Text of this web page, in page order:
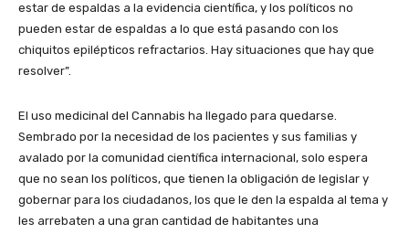
estar de espaldas a la evidencia científica, y los políticos no
pueden estar de espaldas a lo que está pasando con los
chiquitos epilépticos refractarios. Hay situaciones que hay que
resolver”.
El uso medicinal del Cannabis ha llegado para quedarse.
Sembrado por la necesidad de los pacientes y sus familias y
avalado por la comunidad científica internacional, solo espera
que no sean los políticos, que tienen la obligación de legislar y
gobernar para los ciudadanos, los que le den la espalda al tema y
les arrebaten a una gran cantidad de habitantes una